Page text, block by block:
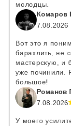
молодцы.
Комаров
7.08.2026
Вот это я
барахлить, не
мастерскую, и
уже починили.
большое!
Романов
7.08.2026
У моего